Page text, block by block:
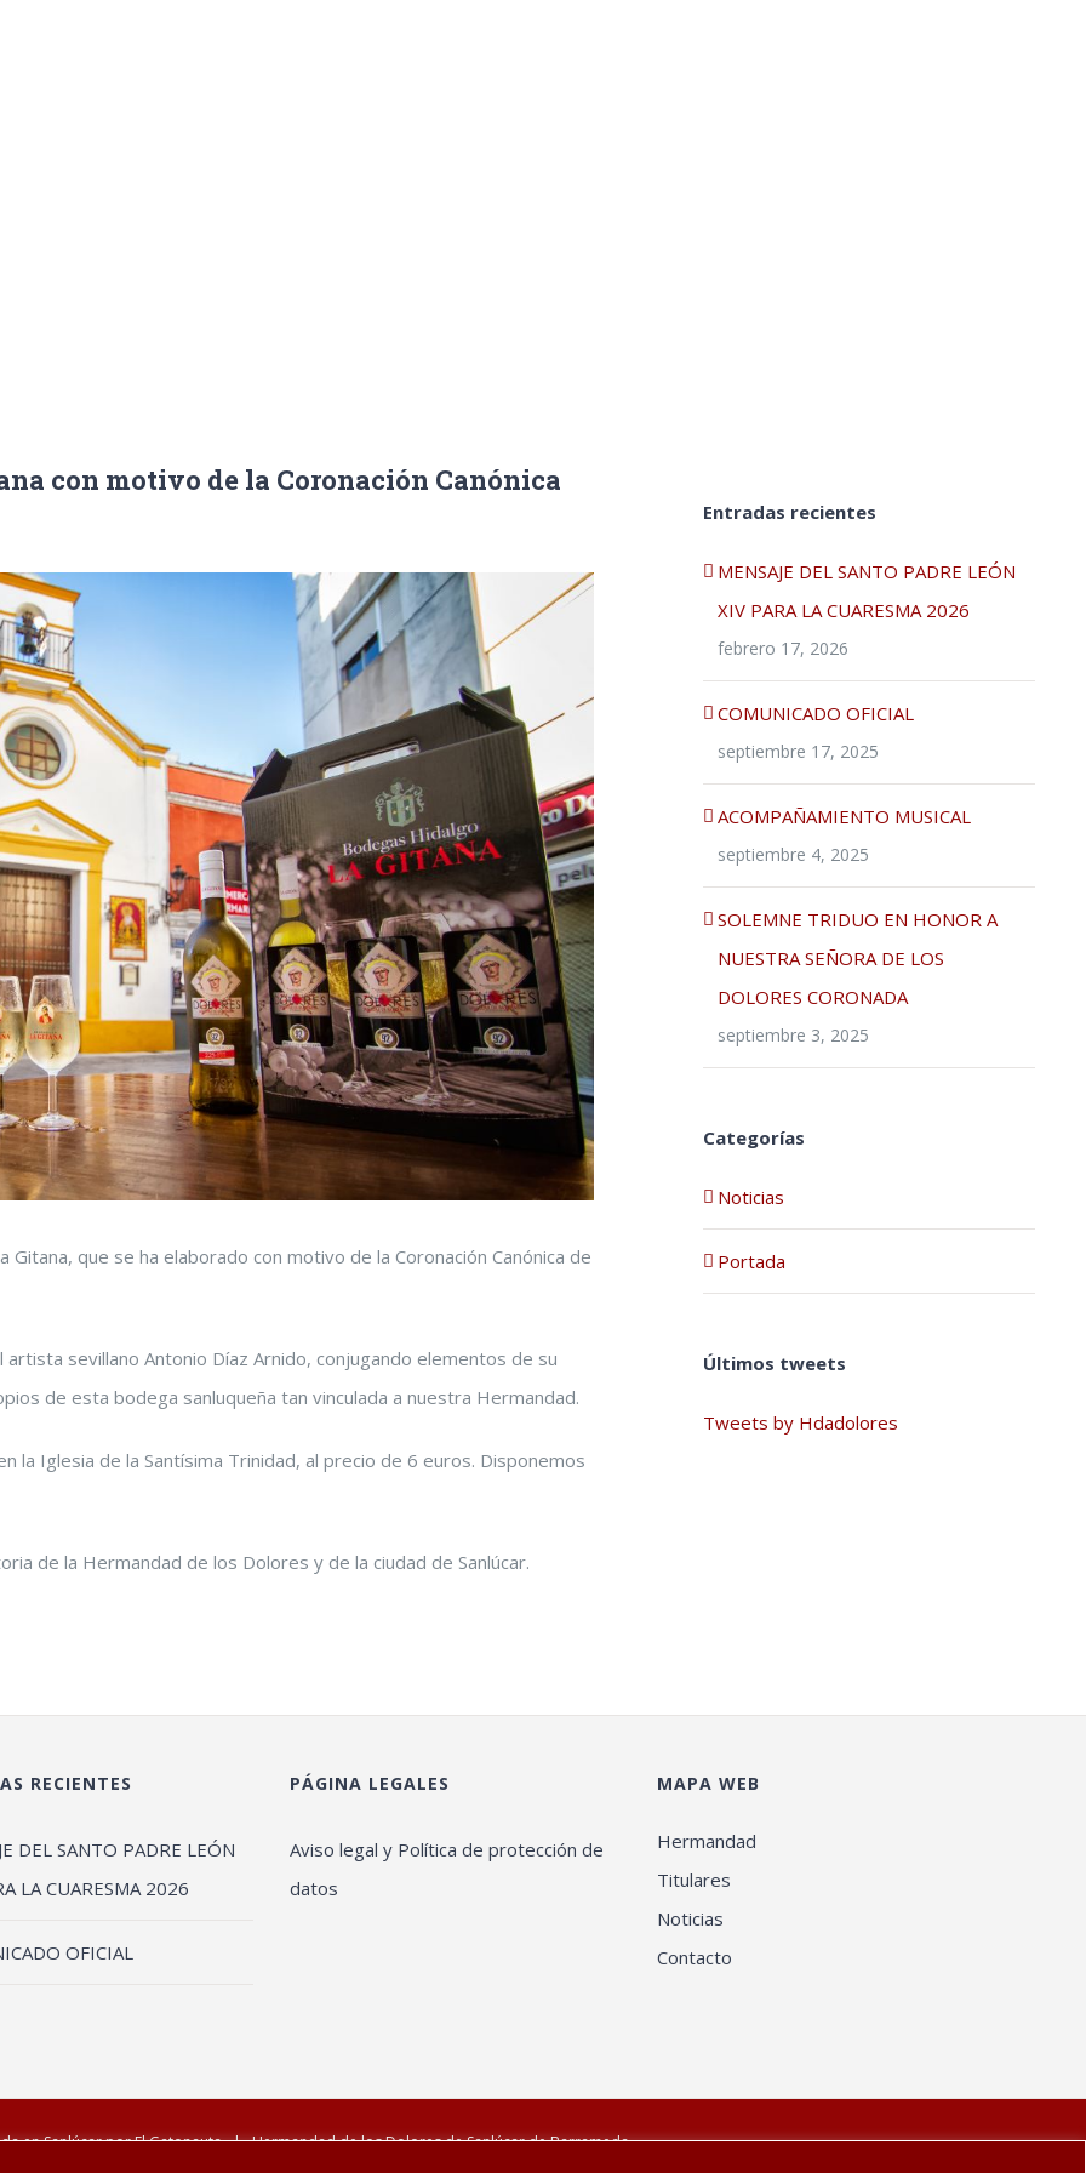
con motivo de la Coronación Canónica
que se ha elaborado con motivo de la Coronación Canónica de
sevillano Antonio Díaz Arnido, conjugando elementos de su
de esta bodega sanluqueña tan vinculada a nuestra Hermandad.
la Iglesia de la Santísima Trinidad, al precio de 6 euros. Disponemos
de la Hermandad de los Dolores y de la ciudad de Sanlúcar.
Entradas recientes
MENSAJE DEL SANTO PADRE LEÓN
XIV PARA LA CUARESMA 2026
febrero 17, 2026
COMUNICADO OFICIAL
septiembre 17, 2025
ACOMPAÑAMIENTO MUSICAL
septiembre 4, 2025
SOLEMNE TRIDUO EN HONOR A
NUESTRA SEÑORA DE LOS
DOLORES CORONADA
septiembre 3, 2025
Categorías
Noticias
Portada
Últimos tweets
Tweets by Hdadolores
RECIENTES
DEL SANTO PADRE LEÓN
LA CUARESMA 2026
OFICIAL
PÁGINA LEGALES
Aviso legal y Política de protección de
datos
MAPA WEB
Hermandad
Titulares
Noticias
Contacto
en Sanlúcar porEl Gatonauta| Hermandad de los Dolores de Sanlúcar de Barrameda